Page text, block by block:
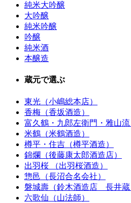
純米大吟醸
大吟醸
純米吟醸
吟醸
純米酒
本醸造
蔵元で選ぶ
東光（小嶋総本店）
香梅（香坂酒造）
富久鶴・九郎左衛門・雅山流
米鶴（米鶴酒造）
樽平・住吉（樽平酒造）
錦爛（後藤康太郎酒造店）
出羽桜 （出羽桜酒造）
惣邑（長沼合名会社）
磐城壽（鈴木酒造店 長井蔵
六歌仙（山法師）